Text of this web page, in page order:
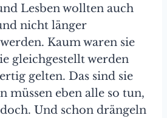
Lesben wollten auch
nicht länger
Kaum waren sie
gleichgestellt werden
gelten. Das sind sie
müssen eben alle so tun,
doch. Und schon drängeln